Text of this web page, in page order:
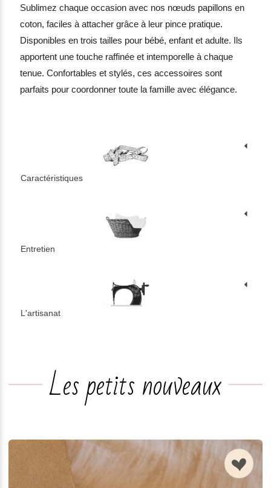
Sublimez chaque occasion avec nos nœuds papillons en
coton, faciles à attacher grâce à leur pince pratique.
Disponibles en trois tailles pour bébé, enfant et adulte. Ils
apportent une touche raffinée et intemporelle à chaque
tenue. Confortables et stylés, ces accessoires sont
parfaits pour coordonner toute la famille avec élégance.
Caractéristiques
Entretien
L'artisanat
n